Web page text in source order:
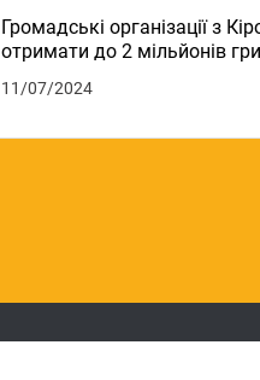
Громадські організації з
отримати до 2 мільйонів
11/07/2024